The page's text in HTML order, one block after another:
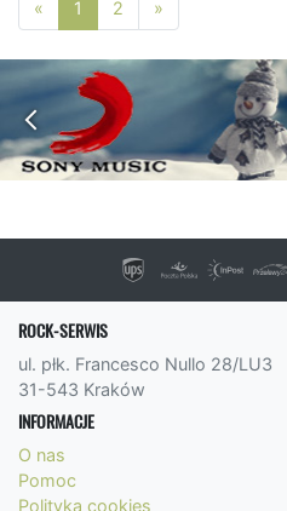
« Poprzednia strona
1 2 »
ROCK-SERWIS
ul. płk. Francesco Nullo 28/LU3
31-543 Kraków
INFORMACJE
O nas
Pomoc
Polityka cookies